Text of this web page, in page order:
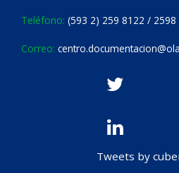
Teléfono: (593 2) 259 8122 / 2598
Correo:
Tweets by